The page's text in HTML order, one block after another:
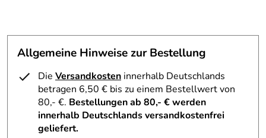
mit Spritze, Bohrer und weißem Kittel – Seiffener
Volkskunst eG Schauwerkstatt
Die Seiffener Volkskunst eG aus dem Erzgebirge steht für
traditionelle Handwerkskunst und lädt Besucher in ihre
Schauwerkstatt ein, um die Entstehung von Nussknackern,
Räuchermännchen, Engeln und Pyramiden hautnah zu
erleben. Wir von
Allgemeine Hinweise zur Bestellung
Die Versandkosten innerhalb Deutschlands
betragen 6,50 € bis zu einem Bestellwert von
80,- €. Bestellungen ab 80,- € werden
innerhalb Deutschlands versandkostenfrei
geliefert.